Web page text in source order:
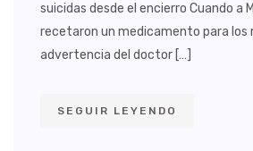
suicidas desde el encierro Cuando a
recetaron un medicamento para los
advertencia del doctor […]
SEGUIR LEYENDO